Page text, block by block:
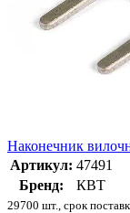
Наконечник
Артикул: 47491
Бренд:
КВТ
29700 шт., срок